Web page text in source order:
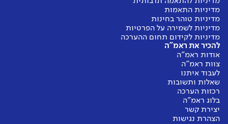
מדיניות התאמות
מדיניות טוהר בחינות
מדיניות לשמירה על הפרטיות
מדיניות לקידום תחום ההערכה
להכיר את ראמ"ה
אודות ראמ"ה
צוות ראמ"ה
לעבוד איתנו
שאלות ותשובות
רכזות הערכה
בלוג ראמ"ה
יצירת קשר
הצהרת נגישות